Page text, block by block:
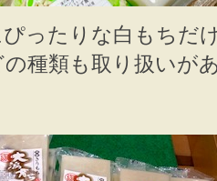
ったりな白もちだ
種類も取り扱いが